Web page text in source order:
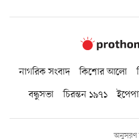
নাগরিক সংবাদ কিশোর আলো
বন্ধুসভা
চিরন্তন ১৯৭১